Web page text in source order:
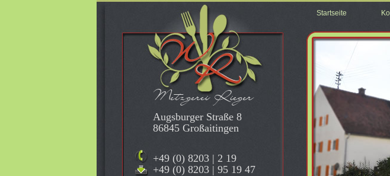
Startseite
Metzgerei Rieger
Augsburger Straße 8
86845 Großaitingen
+49 (0) 8203 | 2 19
+49 (0) 8203 | 95 19 47